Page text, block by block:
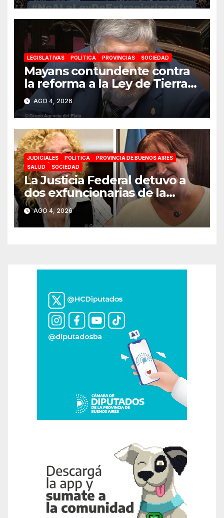
soberanía no se negocia»
LEGISLATIVAS POLÍTICA PROVINCIAS SOCIEDAD
Mayans contundente contra
la reforma a la Ley de Tierras:
«Esta ley vende el país»
AGO 4, 2026
JUDICIALES POLÍTICA
PROVINCIA DE BUENOS AIRES
SALUD
SOCIEDAD
La Justicia Federal detuvo a
dos exfuncionarias de la
ANMAT y el INAME por la
causa del fentanilo
contaminado
AGO 4, 2026